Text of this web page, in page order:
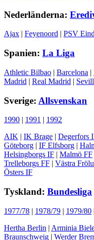
Nederländerna:
Ajax | Feyenoord | PSV
Spanien: La Liga
Athletic Bilbao | Barcelona |
Madrid | Real Madrid |
Sverige: Allsvenskan
1990 | 1991 | 1992
AIK | IK Brage | Degerfors
Göteborg | IF Elfsborg |
Helsingborgs IF | Malmö FF
Trelleborgs FF | Västra
Östers IF
Tyskland: Bundesliga
1977/78 | 1978/79 | 1979/80
Hertha Berlin | Arminia
Braunschweig | Werder